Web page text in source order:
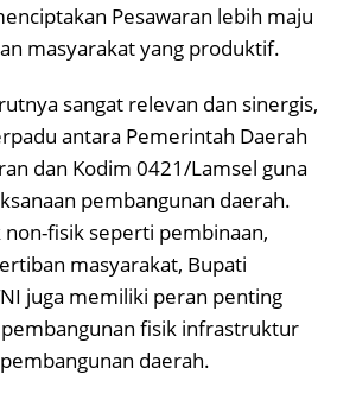
Pesawaran lebih maju
masyarakat yang produktif.
sangat relevan dan sinergis,
antara Pemerintah Daerah
dan Kodim 0421/Lamsel guna
pembangunan daerah.
non-fisik seperti pembinaan,
masyarakat, Bupati
juga memiliki peran penting
fisik infrastruktur
daerah.